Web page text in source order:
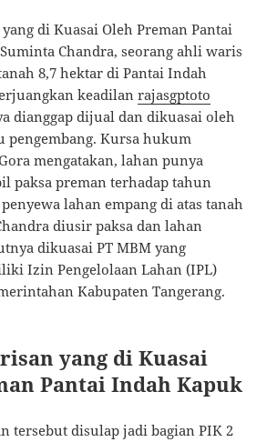
di Kuasai Oleh Preman Pantai
Chandra, seorang ahli waris
8,7 hektar di Pantai Indah
keadilanrajasgptoto
dianggap dijual dan dikuasai oleh
pengembang. Kursa hukum
mengatakan, lahan punya
paksa preman terhadap tahun
lahan empang di atas tanah
diusir paksa dan lahan
dikuasai PT MBM yang
Izin Pengelolaan Lahan (IPL)
Kabupaten Tangerang.
yang di Kuasai
Pantai Indah Kapuk
tersebut disulap jadi bagian PIK 2